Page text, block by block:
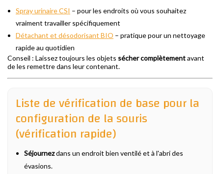
Spray urinaire CSI – pour les endroits où vous souhaitez
vraiment travailler spécifiquement
Détachant et désodorisant BIO – pratique pour un nettoyage
rapide au quotidien
Conseil : Laissez toujours les objets sécher complètementavant
de les remettre dans leur contenant.
Liste de vérification de base pour la
configuration de la souris
(vérification rapide)
Séjournezdans un endroit bien ventilé et à l'abri des
évasions.